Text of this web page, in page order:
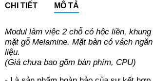
CHI TIẾT MÔ TẢ
Modul làm việc 2 chỗ có hộc liền,
mặt gỗ Melamine. Mặt bàn có vách
liệu.
(Giá chưa bao gồm bàn phím, CPU)